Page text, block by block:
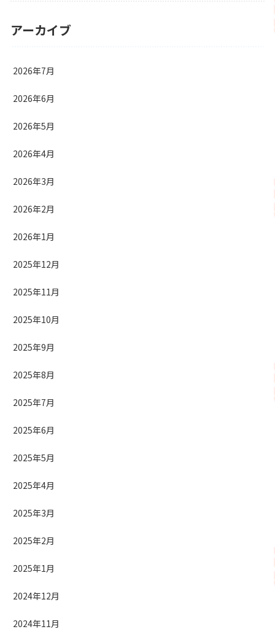
アーカイブ
2026年7月
2026年6月
2026年5月
2026年4月
2026年3月
2026年2月
2026年1月
2025年12月
2025年11月
2025年10月
2025年9月
2025年8月
2025年7月
2025年6月
2025年5月
2025年4月
2025年3月
2025年2月
2025年1月
2024年12月
2024年11月